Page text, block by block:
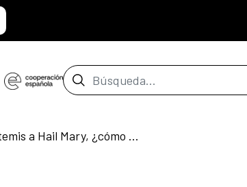
Barra de búsqueda
Cafeína | De Artemis a Hail Mary, ¿cómo exploramos el espacio?